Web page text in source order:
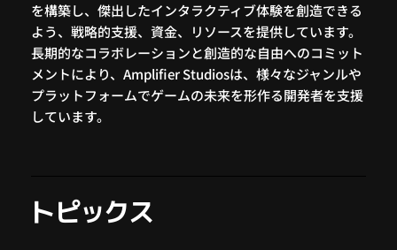
を構築し、傑出したインタラクティブ体験を創造できる
よう、戦略的支援、資金、リソースを提供しています。
長期的なコラボレーションと創造的な自由へのコミット
メントにより、Amplifier Studiosは、様々なジャンルや
プラットフォームでゲームの未来を形作る開発者を支援
しています。
トピックス